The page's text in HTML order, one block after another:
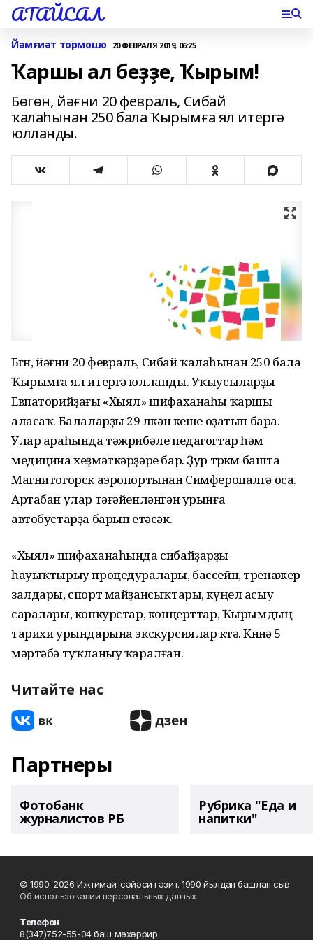
АТАЙСАЛ
Йәмғиәт тормошо 20 ФЕВРАЛЯ 2019, 06:25
Ҡаршы ал беҙҙе, Ҡырым!
Бөгөн, йәғни 20 февраль, Сибай
ҡалаһынан 250 бала Ҡырымға ял итергә
юлланды.
Бөгөн, йәғни 20 февраль, Сибай ҡалаһынан 250 бала
Ҡырымға ял итергә юлланды. Уҡыусыларҙы
Евпаторийҙағы «Хыял» шифаханаһы ҡаршы
аласаҡ. Балаларҙы 29 өлкән кеше оҙатып бара.
Улар араһында тәжрибәле педагогтар һәм
медицина хеҙмәткәрҙәре бар. Ҙур төркөм башта
Магнитогорск аэропортынан Симферопалгә оса.
Артабан улар тәғәйенләнгән урынға
автобустарҙа барып етәсәк.
«Хыял» шифаханаһында сибайҙарҙы
һауыҡтырыу процедуралары, бассейн, тренажер
залдары, спорт майҙансыҡтары, күңел асыу
саралары, конкурстар, концерттар, Ҡырымдың
тарихи урындарына экскурсиялар көтә. Көнөнә 5
мәртәбә туҡланыу ҡаралған.
Читайте нас
Партнеры
Фотобанк
журналистов РБ
Рубрика "Еда и
напитки"
© 1990-2026 Ижтимағи-сәйәси гәзит. 1990 йылдан башлап сыға
Об использовании персональных данных
Телефон
8(347)752-55-04 баш мөхәррир